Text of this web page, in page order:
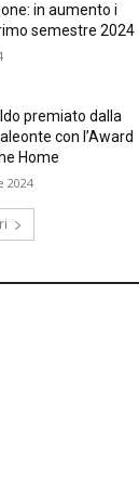
in aumento i
semestre 2024
premiato dalla
con l’Award
Home
2024